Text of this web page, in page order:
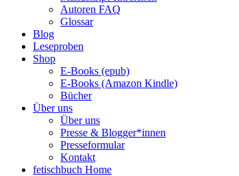
Autoren FAQ
Glossar
Blog
Leseproben
Shop
E-Books (epub)
E-Books (Amazon Kindle)
Bücher
Über uns
Über uns
Presse & Blogger*innen
Presseformular
Kontakt
fetischbuch Home